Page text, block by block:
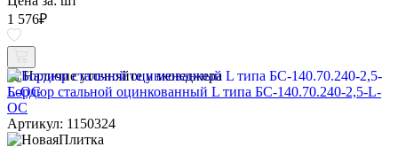
1 576₽
Наличие уточняйте у менеджера
Бордюр стальной оцинкованный L типа БС-140.70.240-2,5-L-
ОС
Артикул: 1150324